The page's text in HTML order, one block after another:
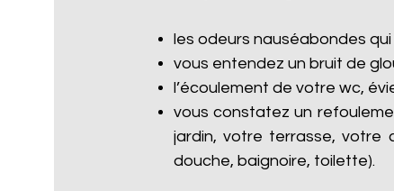
les odeurs nauséabondes
vous entendez un bruit de
l’écoulement de votre wc,
vous constatez un
jardin, votre terrasse, votre
douche, baignoire, toilette).